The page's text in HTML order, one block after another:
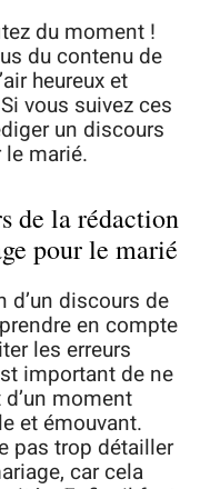
du moment !
du contenu de
heureux et
vous suivez ces
un discours
marié.
de la rédaction
pour le marié
d’un discours de
en compte
les erreurs
important de ne
moment
et émouvant.
pas trop détailler
car cela